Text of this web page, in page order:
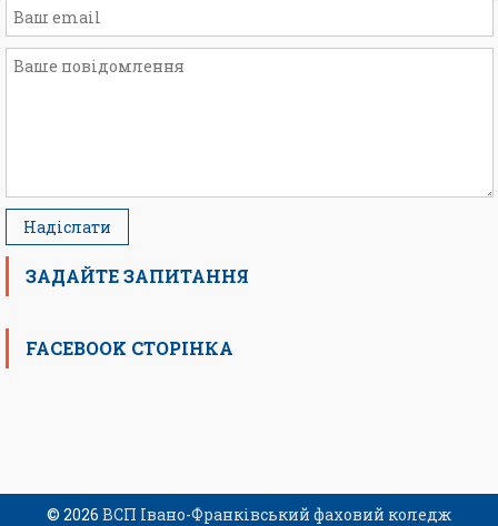
ЗАДАЙТЕ ЗАПИТАННЯ
FACEBOOK СТОРІНКА
© 2026 ВСП Івано-Франківський фаховий коледж